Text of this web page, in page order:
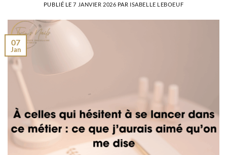
PUBLIÉ LE7 JANVIER 2026 PAR ISABELLE LEBOEUF
07
Jan